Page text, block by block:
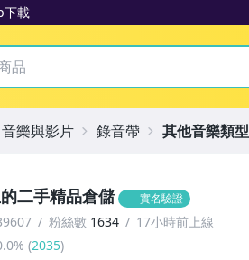
下載
二手精品倉儲 實名驗證
粉絲數 1634
17小時前上線
(2035)
音樂與影片 錄音帶 其他音樂類型